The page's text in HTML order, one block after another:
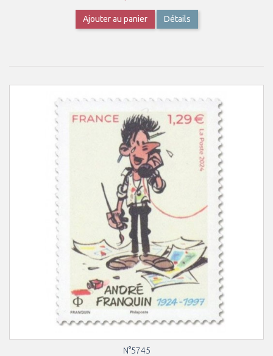
Ajouter au panier Détails
N°5745